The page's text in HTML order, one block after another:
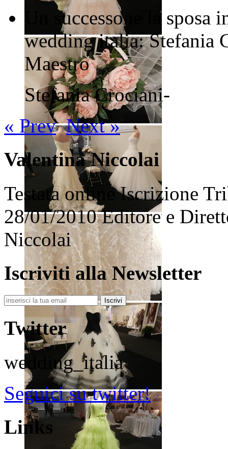
Un successone la
wedding italia: Stefania
Maestro
Stefania Crociani-
« Prev Next »
Valentina Niccolai
Testata online Iscrizione
28/01/2010 Editore e
Niccolai
Iscriviti alla Newsletter
Iscrivi
Twitter
wedding_italia
Seguici su twitter!
Links